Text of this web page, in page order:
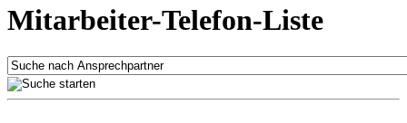
Mitarbeiter-Telefon-Liste